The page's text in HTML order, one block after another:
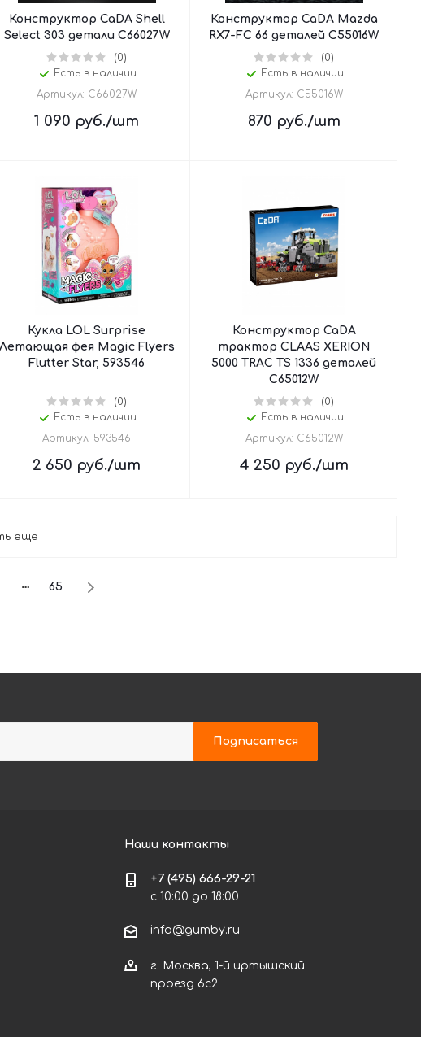
Конструктор CaDA Shell
Select 303 детали C66027W
(0)
Есть в наличии
Артикул: C66027W
1 090 руб./шт
Конструктор CaDA Mazda
RX7-FC 66 деталей C55016W
(0)
Есть в наличии
Артикул: C55016W
870 руб./шт
Кукла LOL Surprise
Летающая фея Magic Flyers
Flutter Star, 593546
(0)
Есть в наличии
Артикул: 593546
2 650 руб./шт
Конструктор CaDA
трактор CLAAS XERION
5000 TRAC TS 1336 деталей
C65012W
(0)
Есть в наличии
Артикул: C65012W
4 250 руб./шт
еще
65
Наши контакты
+7 (495) 666-29-21
с 10:00 до 18:00
info@gumby.ru
г. Москва, 1-й иртышский
проезд 6с2